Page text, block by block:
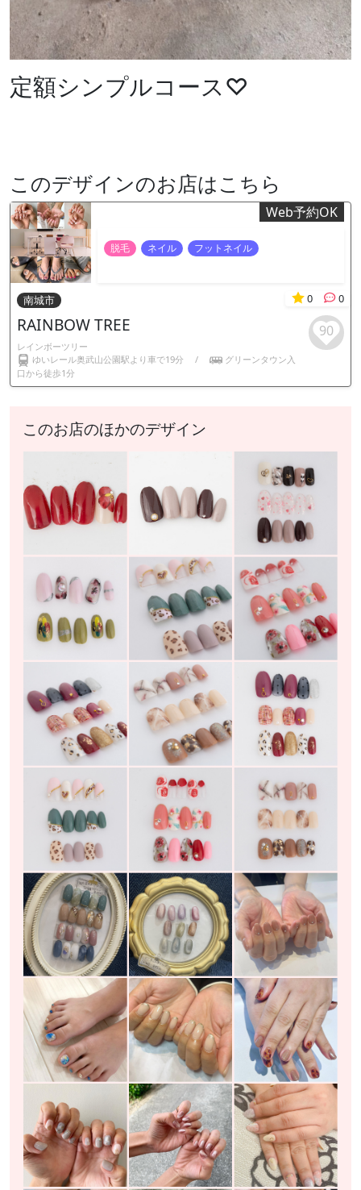
定額シンプルコース♡
このデザインのお店はこちら
Web予約OK
脱毛 ネイル フットネイル
南城市 0 0
RAINBOW TREE
レインボーツリー
ゆいレール奥武山公園駅より車で19分
/
グリーンタウン入
口から徒歩1分
90
このお店のほかのデザイン